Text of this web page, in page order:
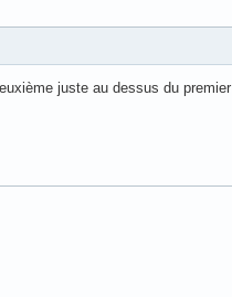
juste au dessus du premier